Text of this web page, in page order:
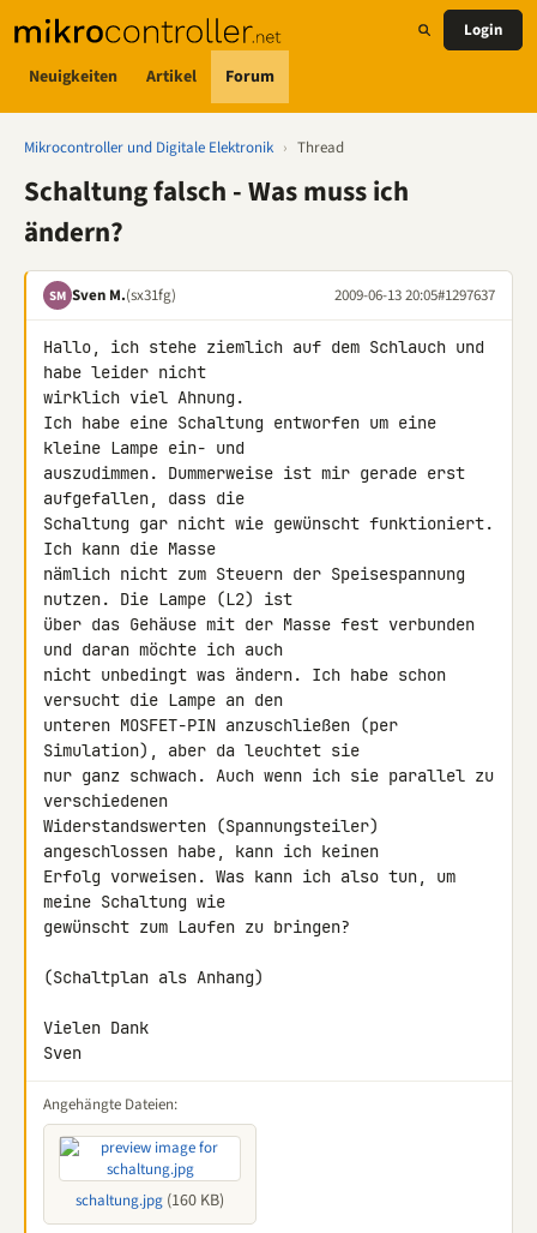
Neuigkeiten Artikel Forum
Login
Mikrocontroller und Digitale Elektronik › Thread
Schaltung falsch - Was muss ich
ändern?
SM Sven M.(sx31fg) 2009-06-13 20:05#1297637
Hallo, ich stehe ziemlich auf dem Schlauch und
habe leider nicht
wirklich viel Ahnung.
Ich habe eine Schaltung entworfen um eine
kleine Lampe ein- und
auszudimmen. Dummerweise ist mir gerade erst
aufgefallen, dass die
Schaltung gar nicht wie gewünscht funktioniert.
Ich kann die Masse
nämlich nicht zum Steuern der Speisespannung
nutzen. Die Lampe (L2) ist
über das Gehäuse mit der Masse fest verbunden
und daran möchte ich auch
nicht unbedingt was ändern. Ich habe schon
versucht die Lampe an den
unteren MOSFET-PIN anzuschließen (per
Simulation), aber da leuchtet sie
nur ganz schwach. Auch wenn ich sie parallel zu
verschiedenen
Widerstandswerten (Spannungsteiler)
angeschlossen habe, kann ich keinen
Erfolg vorweisen. Was kann ich also tun, um
meine Schaltung wie
gewünscht zum Laufen zu bringen?
(Schaltplan als Anhang)
Vielen Dank
Sven
Angehängte Dateien:
schaltung.jpg (160 KB)